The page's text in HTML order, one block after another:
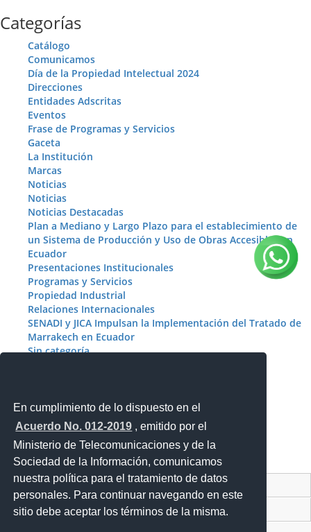
En cumplimiento de lo dispuesto en el
Acuerdo No. 012-2019 , emitido por el
Ministerio de Telecomunicaciones y de la
Sociedad de la Información, comunicamos
nuestra política para el tratamiento de datos
personales. Para continuar navegando en este
sitio debe aceptar los términos de la misma.
Categorías
Catálogo
Comunicamos
Día de la Propiedad Intelectual 2024
Direcciones
Entidades Adscritas
Eventos
Frase de Programas y Servicios
Gaceta
La Institución
Marcas
Noticias
Noticias
Noticias Destacadas
Plan a Mediano y Largo Plazo para el establecimiento de
un Sistema de Producción y Uso de Obras Accesibles en
Ecuador
Presentaciones Institucionales
Programas y Servicios
Propiedad Industrial
Relaciones Internacionales
SENADI y JICA Impulsan la Implementación del Tratado de
Marrakech en Ecuador
Sin categoría
Acceder
RSSde las entradas
RSSde los comentarios
WordPress.org
Contacto Ciudadano Digital
Portal Trámites Ciudadanos